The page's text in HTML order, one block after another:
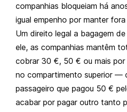
companhias bloqueiam há
igual empenho por manter
Um direito legal a bagagem
ele, as companhias mantêm
cobrar 30 €, 50 € ou mais por
no compartimento superior —
passageiro que pagou 50 €
acabar por pagar outro tanto